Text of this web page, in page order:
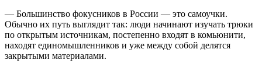
— Большинство фокусников в России — это самоучки.
Обычно их путь выглядит так: люди начинают изучать трюки
по открытым источникам, постепенно входят в комьюнити,
находят единомышленников и уже между собой делятся
закрытыми материалами.